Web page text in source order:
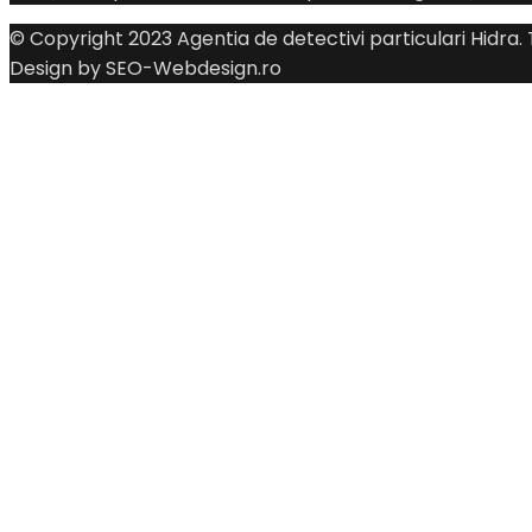
© Copyright 2023 Agentia de detectivi particulari
Design by SEO-Webdesign.ro